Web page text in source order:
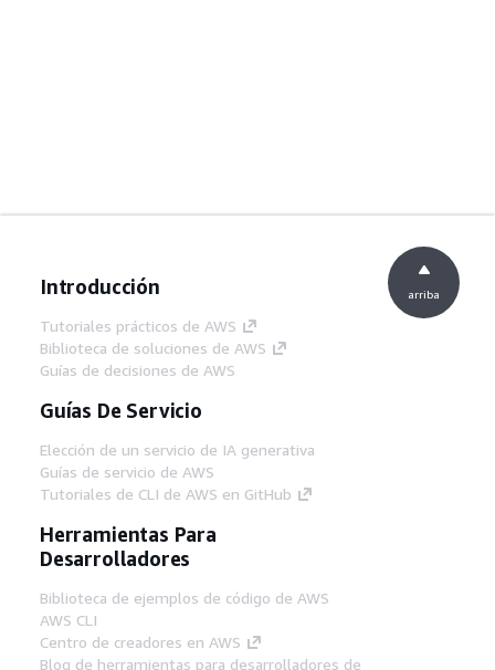
Introducción
Tutoriales prácticos de AWS
Biblioteca de soluciones de AWS
Guías de decisiones de AWS
Guías De Servicio
Elección de un servicio de IA generativa
Guías de servicio de AWS
Tutoriales de CLI de AWS en GitHub
Herramientas Para
Desarrolladores
Biblioteca de ejemplos de código de AWS
AWS CLI
Centro de creadores en AWS
Blog de herramientas para desarrolladores de
arriba